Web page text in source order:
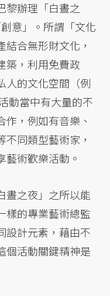
黎辦理「白晝之
創意」。所謂「文化
合無形財文化，
築，利用免費政
人的文化空間（例
動當中有大量的不
作，例如有音樂、
同類型藝術家，
藝術歡樂活動。
晝之夜」之所以能
樣的專業藝術總監
設計元素，藉由不
個活動關鍵精神是